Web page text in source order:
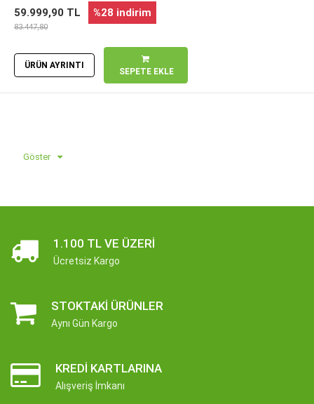
59.999,90 TL %28 indirim
83.447,80
ÜRÜN AYRINTI
SEPETE EKLE
Göster
1.100 TL VE ÜZERI
Ücretsiz Kargo
STOKTAKI ÜRÜNLER
Aynı Gün Kargo
KREDI KARTLARINA
Alışveriş İmkanı